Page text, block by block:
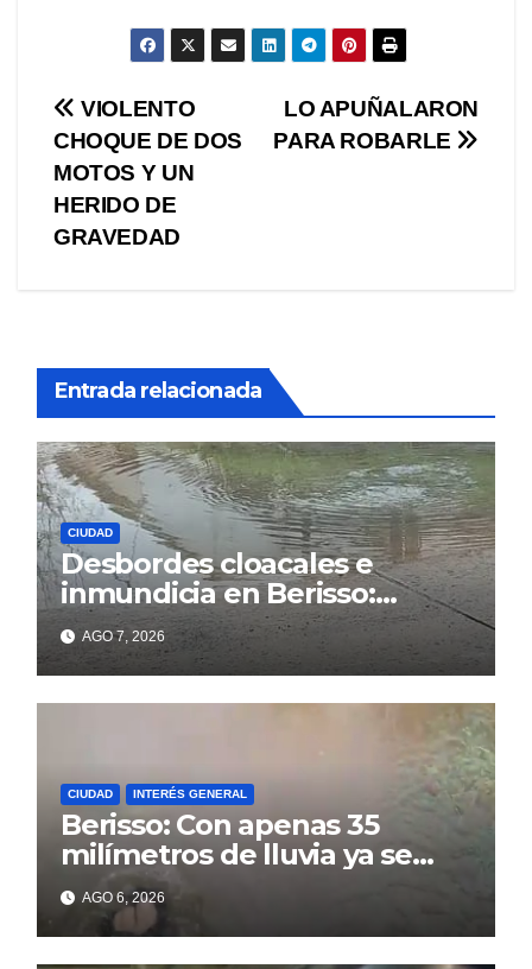
Navegación
de
entradas
LO APUÑALARON
PARA ROBARLE
VIOLENTO
CHOQUE DE DOS
MOTOS Y UN
HERIDO DE
GRAVEDAD
Entrada relacionada
CIUDAD
Desbordes cloacales e
inmundicia en Berisso:
colapso de la red en la calle
14AGO 7, 2026
CIUDAD INTERÉS GENERAL
Berisso: Con apenas 35
milímetros de lluvia ya se
sienten los problemas
AGO 6, 2026